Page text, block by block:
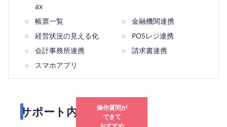
ax
帳票一覧
金融機関連携
経営状況の見える化
POSレジ連携
会計事務所連携
請求書連携
スマホアプリ
サポート内容を比較
操作質問が
できて